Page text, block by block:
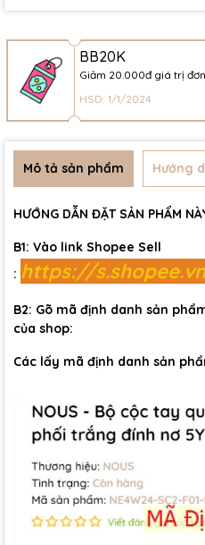
BB20K
Giảm 20.000đ giá trị
HSD: 1/1/2024
Mô tả sản phẩm Hướng
HƯỚNG DẪN ĐẶT SẢN PHẨM
B1: Vào link Shopee Sell
: https://
B2: Gõ mã định danh sản
của shop:
Các lấy mã định danh sản